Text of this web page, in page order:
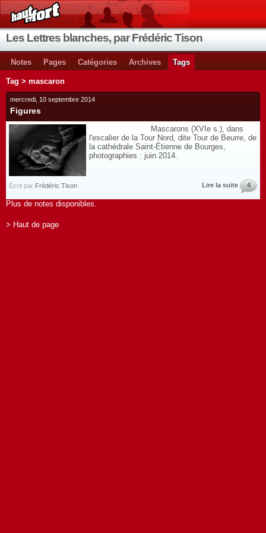
Les Lettres blanches, par Frédéric Tison
Notes Pages Catégories Archives Tags
Tag > mascaron
mercredi, 10 septembre 2014
Figures
Mascarons (XVIe s.), dans
l'escalier de la Tour Nord, dite Tour de Beurre, de
la cathédrale Saint-Étienne de Bourges,
photographies : juin 2014.
Écrit par Frédéric Tison Lire la suite 4
Plus de notes disponibles.
> Haut de page